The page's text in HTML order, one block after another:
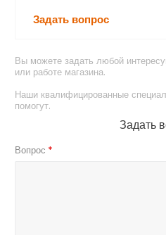
Задать вопрос
Вы можете задать любой
или работе магазина.
Наши квалифицированные
помогут.
Задать
Вопрос *